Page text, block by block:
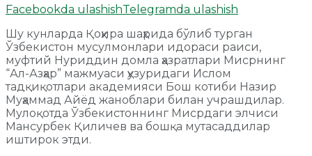
Facebookda ulashishTelegramda ulashish
Шу кунларда Қоҳира шаҳрида бўлиб турган
Ўзбекистон мусулмонлари идораси раиси,
муфтий Нуриддин домла ҳазратлари Мисрнинг
“Ал-Азҳар” мажмуаси ҳузуридаги Ислом
тадқиқотлари академияси Бош котиби Назир
Муҳаммад Айёд жаноблари билан учрашдилар.
Мулоқотда Ўзбекистоннинг Мисрдаги элчиси
Мансурбек Қиличев ва бошқа мутасаддилар
иштирок этди.